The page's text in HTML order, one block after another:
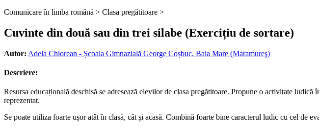
Comunicare în limba română > Clasa pregătitoare >
Cuvinte din două sau din trei silabe (Exercițiu de sortare)
Autor: Adela Chiorean - Școala Gimnazială George Coșbuc, Baia Mare (Maramureş)
Descriere:
Resursa educațională deschisă se adresează elevilor de clasa pregătitoare. Propune o activitate
reprezentat.
Se poate utiliza foarte ușor atât în clasă, cât și acasă. Combină foarte bine caracterul ludic cu cel de